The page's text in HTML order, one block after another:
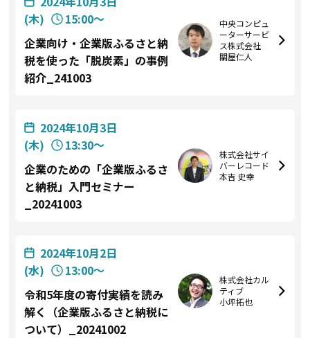
(木)
15:00〜
企業向け・企業版ふるさと納
税を使った「脱炭素」の事例
紹介_241003
中央コンピュ
ーターサービ
ス株式会社
關屋仁人
2024年10月3日
(木)
13:30〜
企業のための「企業版ふるさ
と納税」入門セミナー
_20241003
株式会社サイ
バーレコード
本吉 史幸
2024年10月2日
(水)
13:00〜
令和5年度の寄付実績を読み
解く（企業版ふるさと納税に
ついて）_20241002
株式会社カル
ティブ
小坪拓也